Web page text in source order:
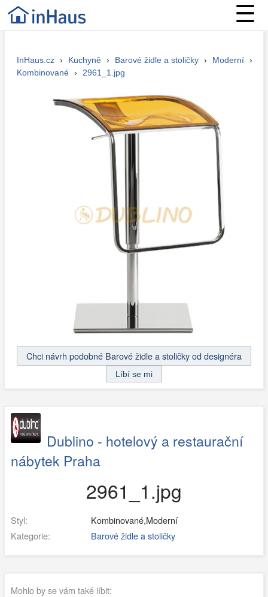
☰
InHaus.cz › Kuchyně › Barové židle a stoličky › Moderní ›
Kombinované › 2961_1.jpg
Chci návrh podobné Barové židle a stoličky od designéra
Dublino - hotelový a restaurační
nábytek Praha
2961_1.jpg
Styl:
Kombinované,Moderní
Kategorie:
Barové židle a stoličky
Mohlo by se vám také líbit: